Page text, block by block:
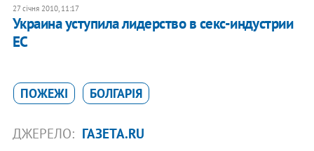
27 січня 2010, 11:17
Украина уступила лидерство в секс-индустрии
ЕС
ПОЖЕЖІ БОЛГАРІЯ
ДЖЕРЕЛО: ГАЗЕТА.RU